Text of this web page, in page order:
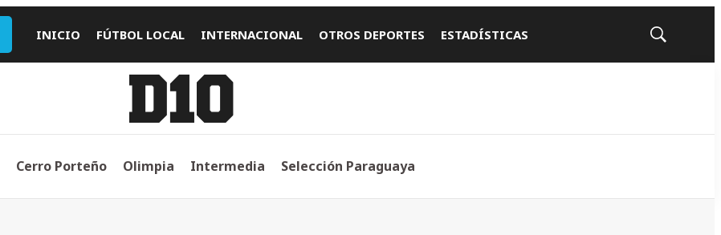
INICIO FÚTBOL LOCAL INTERNACIONAL OTROS DEPORTES ESTADÍSTICAS
Mostrar
Cerro Porteño Olimpia Intermedia Selección Paraguaya